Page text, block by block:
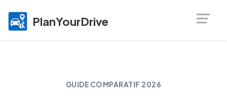
PlanYourDrive
GUIDE COMPARATIF 2026